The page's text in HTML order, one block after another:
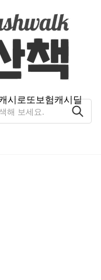
시로또보험캐시딜